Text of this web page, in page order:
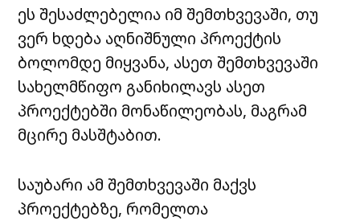
ეს შესაძლებელია იმ შემთხვევაში, თუ
ვერ ხდება აღნიშნული პროექტის
ბოლომდე მიყვანა, ასეთ შემთხვევაში
სახელმწიფო განიხილავს ასეთ
პროექტებში მონაწილეობას, მაგრამ
მცირე მასშტაბით.
საუბარი ამ შემთხვევაში მაქვს
პროექტებზე, რომელთა